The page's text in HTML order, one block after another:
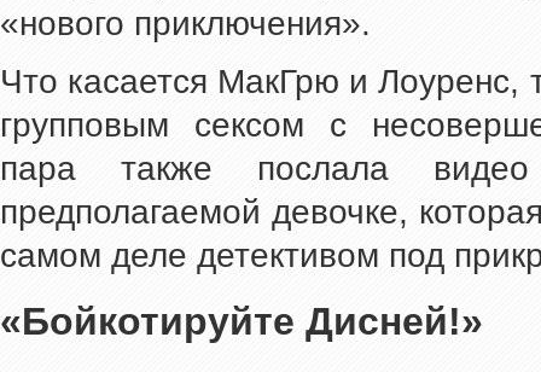
«нового приключения».
Что касается МакГрю и Лоуренс,
групповым сексом с
пара также послала
предполагаемой девочке,
самом деле детективом под
«Бойкотируйте Дисней!»